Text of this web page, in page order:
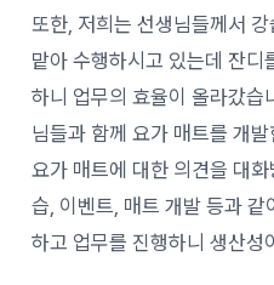
또한, 저희는 선생님들께서
맡아 수행하시고 있는데 잔디
하니 업무의 효율이 올라갔습
님들과 함께 요가 매트를 개
요가 매트에 대한 의견을 대
습, 이벤트, 매트 개발 등과
하고 업무를 진행하니 생산성